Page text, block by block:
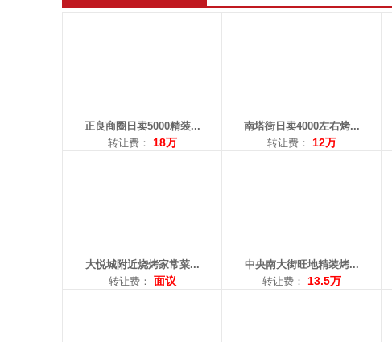
正良商圈日卖5000精装...
转让费：
18万
南塔街日卖4000左右烤...
转让费：
12万
大悦城附近烧烤家常菜...
转让费： 面议
中央南大街旺地精装烤...
转让费：
13.5万